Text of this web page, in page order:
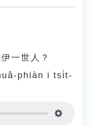
一世人？
phiàn i tsi̍t-